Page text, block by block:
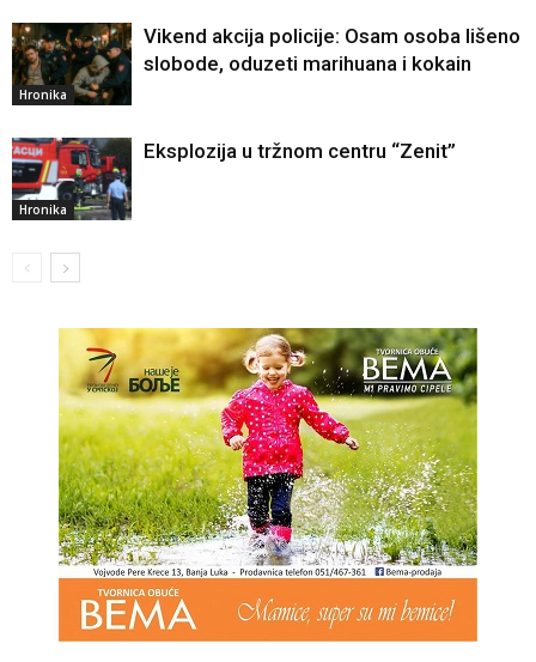
Hronika
Vikend akcija policije: Osam osoba lišeno
slobode, oduzeti marihuana i kokain
Hronika
Eksplozija u tržnom centru “Zenit”